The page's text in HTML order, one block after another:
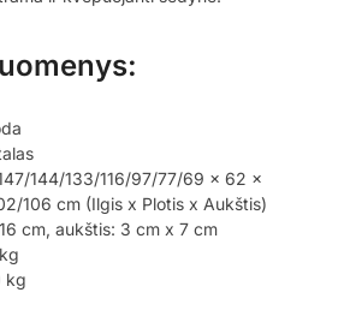
144/133/116/97/77/69 x 62 x
106 cm (Ilgis x Plotis x Aukštis)
cm, aukštis: 3 cm x 7 cm
kg